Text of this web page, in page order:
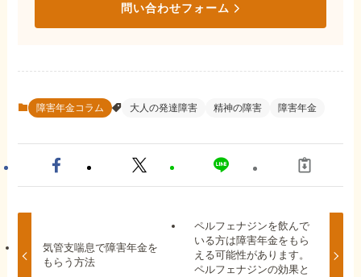
問い合わせフォーム
障害年金コラム 大人の発達障害 精神の障害 障害年金
気管支喘息で障害年金を
もらう方法
ペルフェナジンを飲んで
いる方は障害年金をもら
える可能性があります。
ペルフェナジンの効果と